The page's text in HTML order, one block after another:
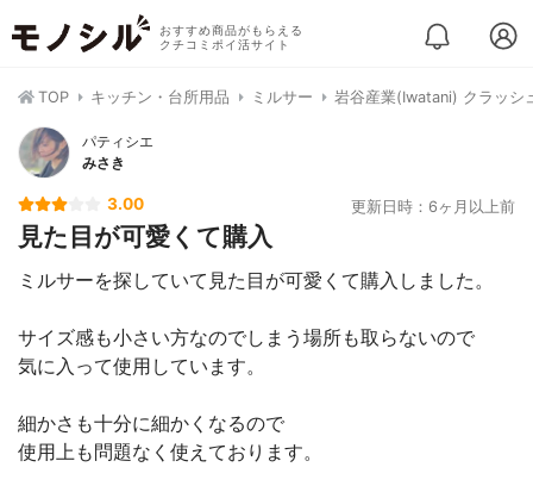
おすすめ商品がもらえる
クチコミポイ活サイト
TOP キッチン・台所用品 ミルサー 岩谷産業(Iwatani) クラッシ
パティシエ
みさき
3.00 更新日時：6ヶ月以上前
見た目が可愛くて購入
ミルサーを探していて見た目が可愛くて購入しました。
サイズ感も小さい方なのでしまう場所も取らないので
気に入って使用しています。
細かさも十分に細かくなるので
使用上も問題なく使えております。